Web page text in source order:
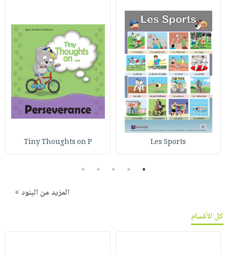
Les Sports
Tiny Thoughts on P
1
2
3
4
5
المزيد من البنود »
كل الأقسام